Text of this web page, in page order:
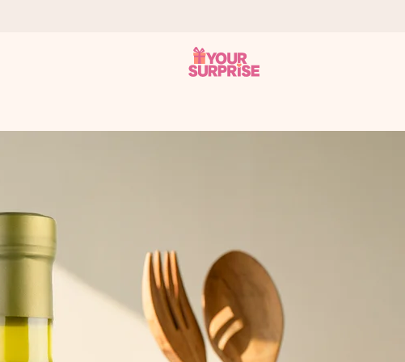
blitzschnell – damit du es genau zum richtigen Zeitpunkt überreichen
4,8 bei Google Reviews (Gesamtergebnis aller Länder, in die wir